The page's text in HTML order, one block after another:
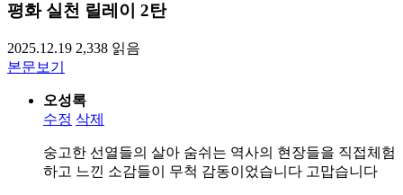
평화 실천 릴레이 2탄
2025.12.19 2,338 읽음
본문보기
오성록
수정 삭제
숭고한 선열들의 살아 숨쉬는 역사의 현장들을 직접체험
하고 느낀 소감들이 무척 감동이었습니다 고맙습니다